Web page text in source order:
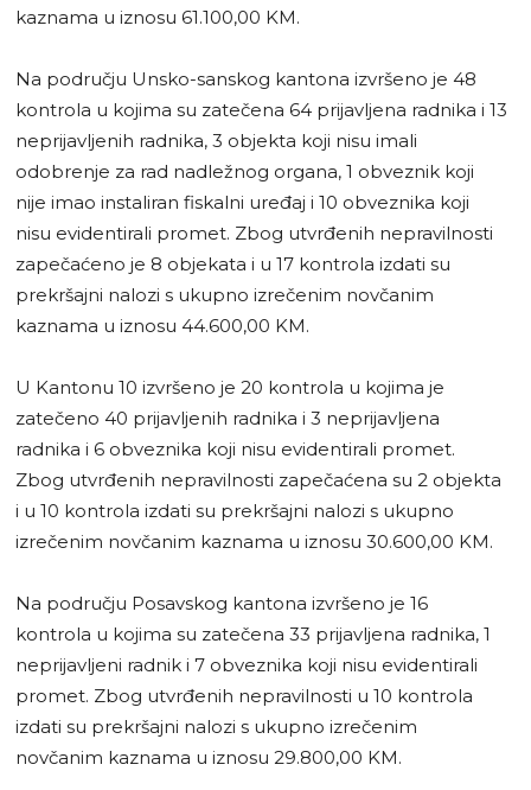
kaznama u iznosu 61.100,00 KM.
Na području Unsko-sanskog kantona izvršeno je 48
kontrola u kojima su zatečena 64 prijavljena radnika i 13
neprijavljenih radnika, 3 objekta koji nisu imali
odobrenje za rad nadležnog organa, 1 obveznik koji
nije imao instaliran fiskalni uređaj i 10 obveznika koji
nisu evidentirali promet. Zbog utvrđenih nepravilnosti
zapečaćeno je 8 objekata i u 17 kontrola izdati su
prekršajni nalozi s ukupno izrečenim novčanim
kaznama u iznosu 44.600,00 KM.
U Kantonu 10 izvršeno je 20 kontrola u kojima je
zatečeno 40 prijavljenih radnika i 3 neprijavljena
radnika i 6 obveznika koji nisu evidentirali promet.
Zbog utvrđenih nepravilnosti zapečaćena su 2 objekta
i u 10 kontrola izdati su prekršajni nalozi s ukupno
izrečenim novčanim kaznama u iznosu 30.600,00 KM.
Na području Posavskog kantona izvršeno je 16
kontrola u kojima su zatečena 33 prijavljena radnika, 1
neprijavljeni radnik i 7 obveznika koji nisu evidentirali
promet. Zbog utvrđenih nepravilnosti u 10 kontrola
izdati su prekršajni nalozi s ukupno izrečenim
novčanim kaznama u iznosu 29.800,00 KM.